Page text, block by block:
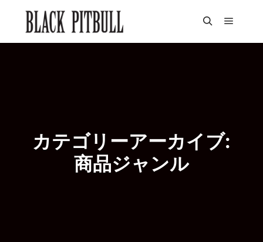
カテゴリーアーカイブ:
商品ジャンル